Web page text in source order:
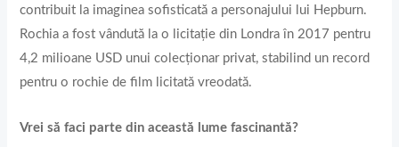
contribuit la imaginea sofisticată a personajului lui Hepburn.
Rochia a fost vândută la o licitație din Londra în 2017 pentru
4,2 milioane USD unui colecționar privat, stabilind un record
pentru o rochie de film licitată vreodată.
Vrei să faci parte din această lume fascinantă?